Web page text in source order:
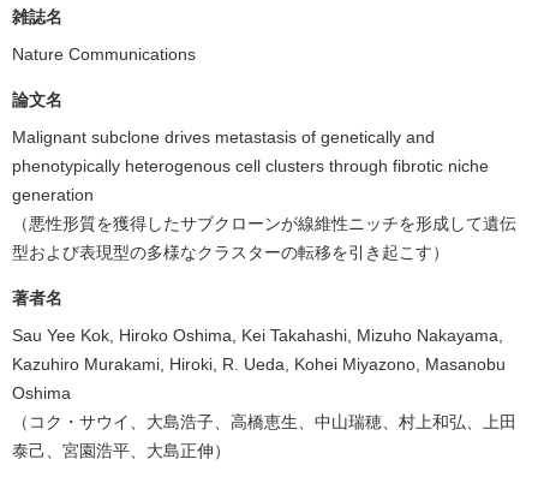
雑誌名
Nature Communications
論文名
Malignant subclone drives metastasis of genetically and
phenotypically heterogenous cell clusters through fibrotic niche
generation
（悪性形質を獲得したサブクローンが線維性ニッチを形成して遺伝
型および表現型の多様なクラスターの転移を引き起こす）
著者名
Sau Yee Kok, Hiroko Oshima, Kei Takahashi, Mizuho Nakayama,
Kazuhiro Murakami, Hiroki, R. Ueda, Kohei Miyazono, Masanobu
Oshima
（コク・サウイ、大島浩子、高橋恵生、中山瑞穂、村上和弘、上田
泰己、宮園浩平、大島正伸）